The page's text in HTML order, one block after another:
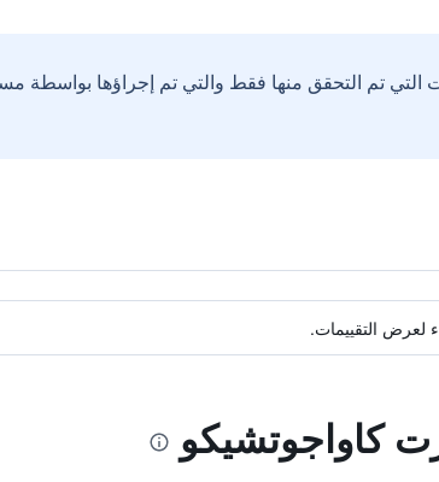
تم التحقق منها فقط والتي تم إجراؤها بواسطة
لعرض التقييمات.
كاواجوتشيكو